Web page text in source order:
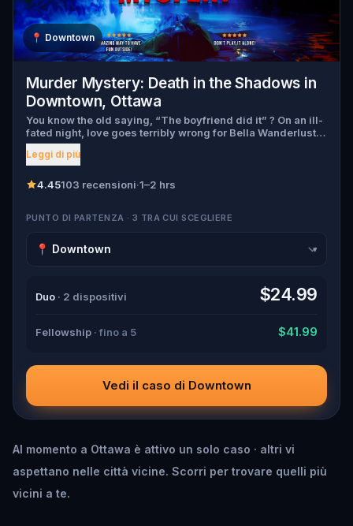
📍 Downtown
Murder Mystery: Death in the Shadows in
Downtown, Ottawa
You know the old saying, “The boyfriend did it” ? On an ill-
fated night, love goes terribly wrong for Bella Wanderlust
and Walter Bridges . Bella, a famous travel blogger, was
found dead during a ghost tour led by the theatrical Percy
Walter, the obsessed boyfriend? Percy, the ghost tour
suspects, and expose the real murderer before they strike
down all the crucial evidence.
Leggi di più
4.45103 recensioni·1–2 hrs
PUNTO DI PARTENZA · 3 TRA CUI SCEGLIERE
▾
Duo · 2 dispositivi $24.99
Fellowship · fino a 5 $41.99
Vedi il caso di Downtown
Al momento a Ottawa è attivo un solo caso · altri vi
aspettano nelle città vicine. Scorri per trovare quelli più
vicini a te.